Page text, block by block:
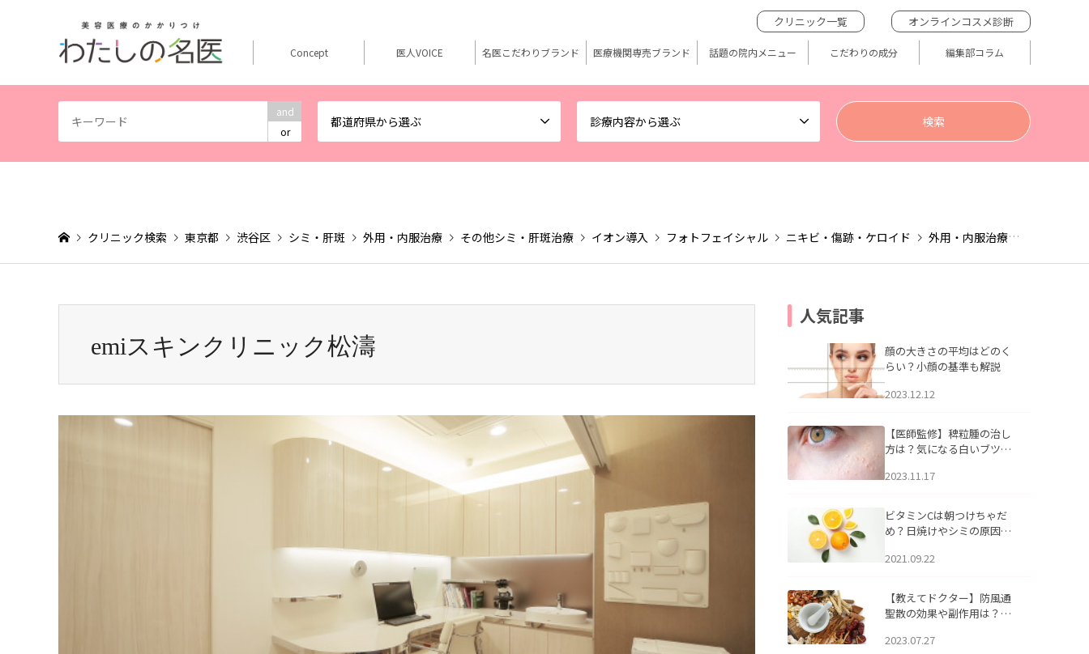
and
or
都道府県から選ぶ 診療内容から選ぶ
クリニック一覧 オンラインコスメ診断
Concept 医人VOICE 名医こだわりブランド 医療機関専売ブランド 話題の院内メニュー こだわりの成分 編集部コラム
クリニック検索 東京都 渋谷区 シミ・肝斑 外用・内服治療 その他シミ・肝斑治療 イオン導入 フォトフェイシャル ニキビ・傷跡・ケロイド 外用・内服治療
emiスキンクリニック松濤
人気記事
顔の大きさの平均はどのく
らい？小顔の基準も解説
2023.12.12
【医師監修】稗粒腫の治し
方は？気になる白いブツブ
アについて
2023.11.17
ビタミンCは朝つけちゃだ
め？日焼けやシミの原因に
2021.09.22
【教えてドクター】防風通
聖散の効果や副作用は？長
2023.07.27